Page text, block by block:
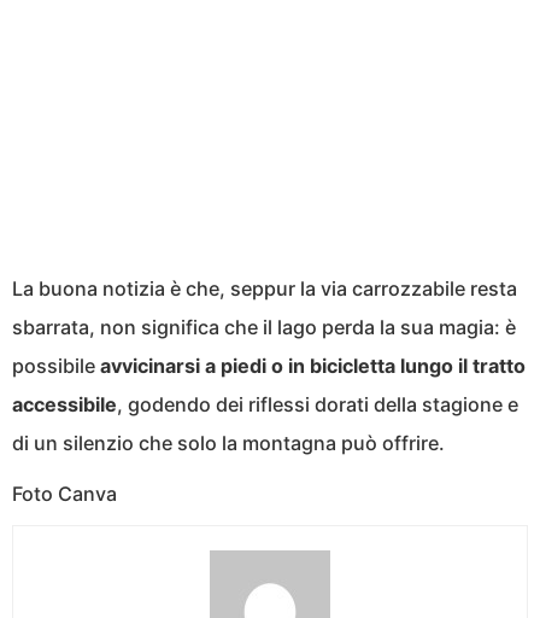
La buona notizia è che, seppur la via carrozzabile resta
sbarrata, non significa che il lago perda la sua magia: è
possibile avvicinarsi a piedi o in bicicletta lungo il tratto
accessibile, godendo dei riflessi dorati della stagione e
di un silenzio che solo la montagna può offrire.
Foto Canva